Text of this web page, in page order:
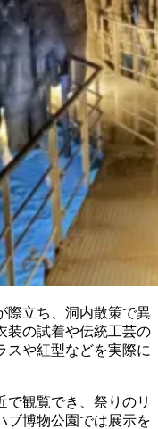
際立ち、洞内散策で異
装の試着や伝統工芸の
スや紅型などを実際に
で観覧でき、祭りのリ
ブ博物公園では展示を